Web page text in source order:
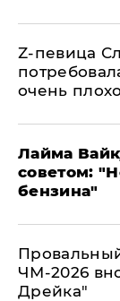
Z-певица
очень
Лайма
советом:
бензина"
ЧМ-2026
Дрейка"